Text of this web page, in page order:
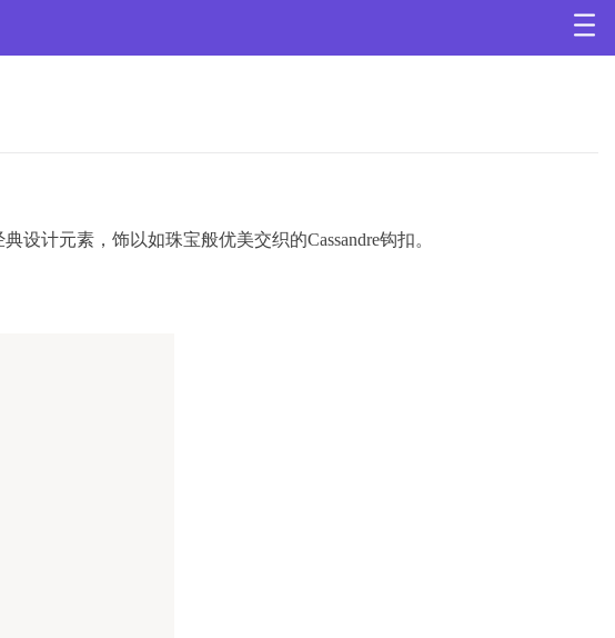
设计元素，饰以如珠宝般优美交织的Cassandre钩扣。